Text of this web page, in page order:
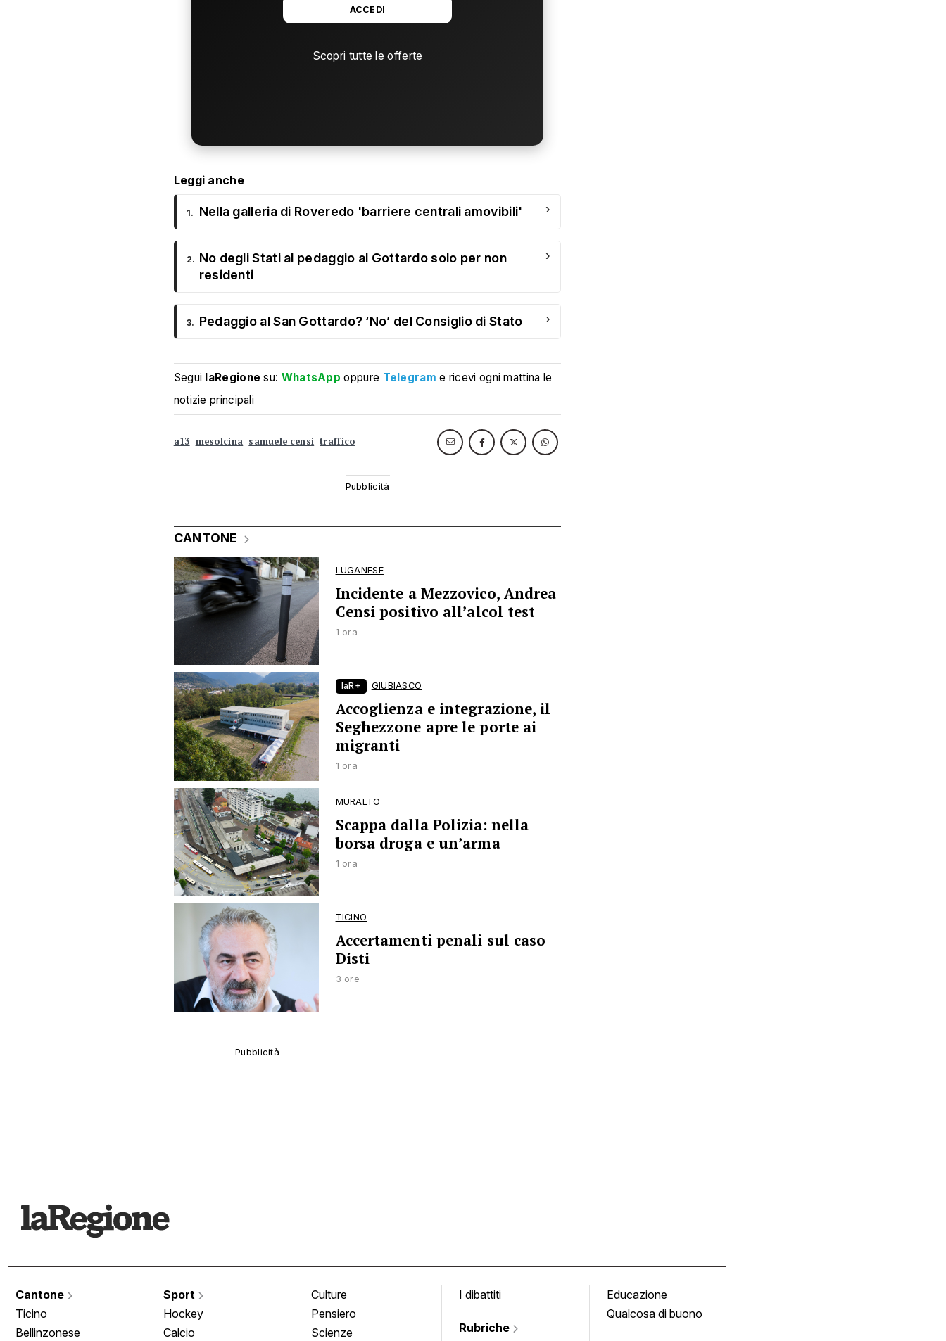
ACCEDI
Scopri tutte le offerte
Leggi anche
1. Nella galleria di Roveredo 'barriere centrali amovibili' ›
2. No degli Stati al pedaggio al Gottardo solo per non
residenti
›
3. Pedaggio al San Gottardo? ‘No’ del Consiglio di Stato ›
Segui laRegione su: WhatsApp oppure Telegram e ricevi ogni mattina le
notizie principali
a13 mesolcina samuele censi traffico
CANTONE
LUGANESE
Incidente a Mezzovico, Andrea
Censi positivo all’alcol test
1 ora
laR+ GIUBIASCO
Accoglienza e integrazione, il
Seghezzone apre le porte ai
migranti
1 ora
MURALTO
Scappa dalla Polizia: nella
borsa droga e un’arma
1 ora
TICINO
Accertamenti penali sul caso
Disti
3 ore
Cantone
Ticino
Bellinzonese
Sport
Hockey
Calcio
Culture
Pensiero
Scienze
I dibattiti
Rubriche
Educazione
Qualcosa di buono